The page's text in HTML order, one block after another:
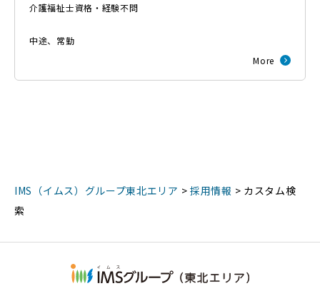
介護福祉士資格・経験不問
中途、 常勤
More
IMS（イムス）グループ東北エリア >採用情報 > カスタム検
索